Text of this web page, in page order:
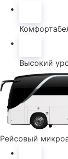
Высокий
Рейсовый